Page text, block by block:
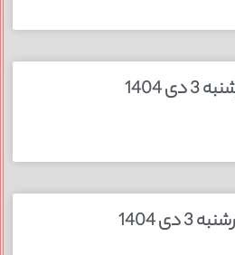
1404
1404